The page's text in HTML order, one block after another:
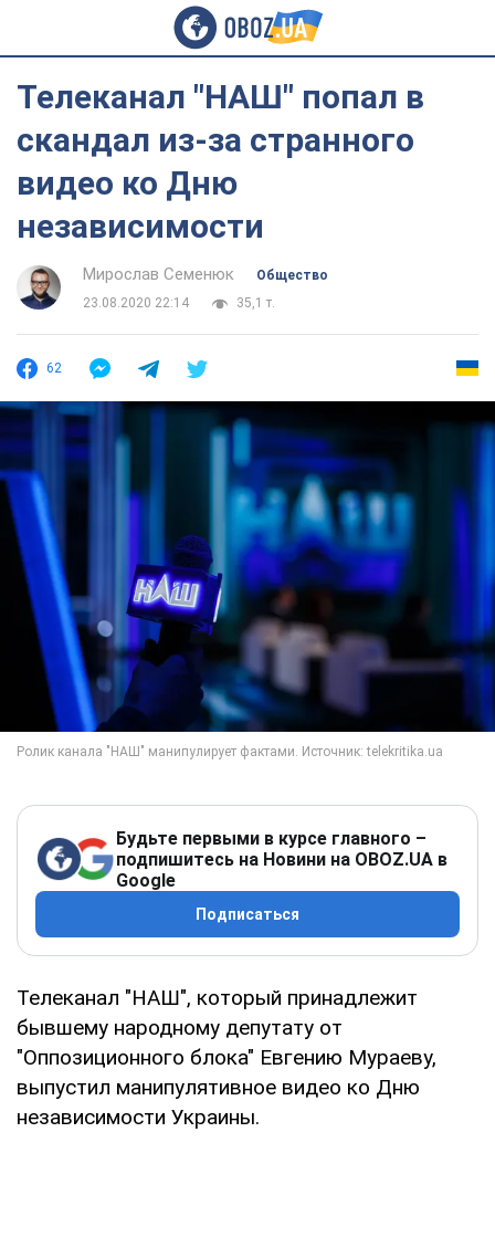
Телеканал "НАШ" попал в
скандал из-за странного
видео ко Дню
независимости
Мирослав Семенюк
Общество
23.08.2020 22:14
35,1 т.
62
Будьте первыми в курсе главного –
подпишитесь на Новини на OBOZ.UA в
Google
Подписаться
Телеканал "НАШ", который принадлежит
бывшему народному депутату от
"Оппозиционного блока" Евгению Мураеву,
выпустил манипулятивное видео ко Дню
независимости Украины.